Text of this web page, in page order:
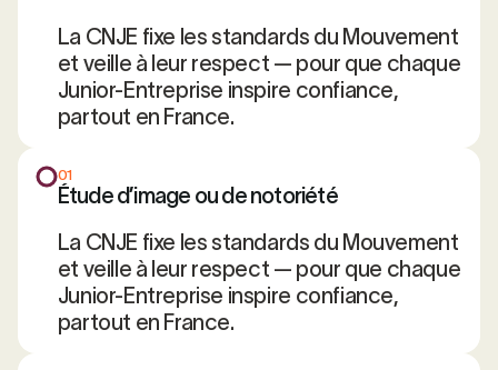
La CNJE fixe les standards du Mouvement
et veille à leur respect — pour que chaque
Junior-Entreprise inspire confiance,
partout en France.
01
Étude d’image ou de notoriété
La CNJE fixe les standards du Mouvement
et veille à leur respect — pour que chaque
Junior-Entreprise inspire confiance,
partout en France.